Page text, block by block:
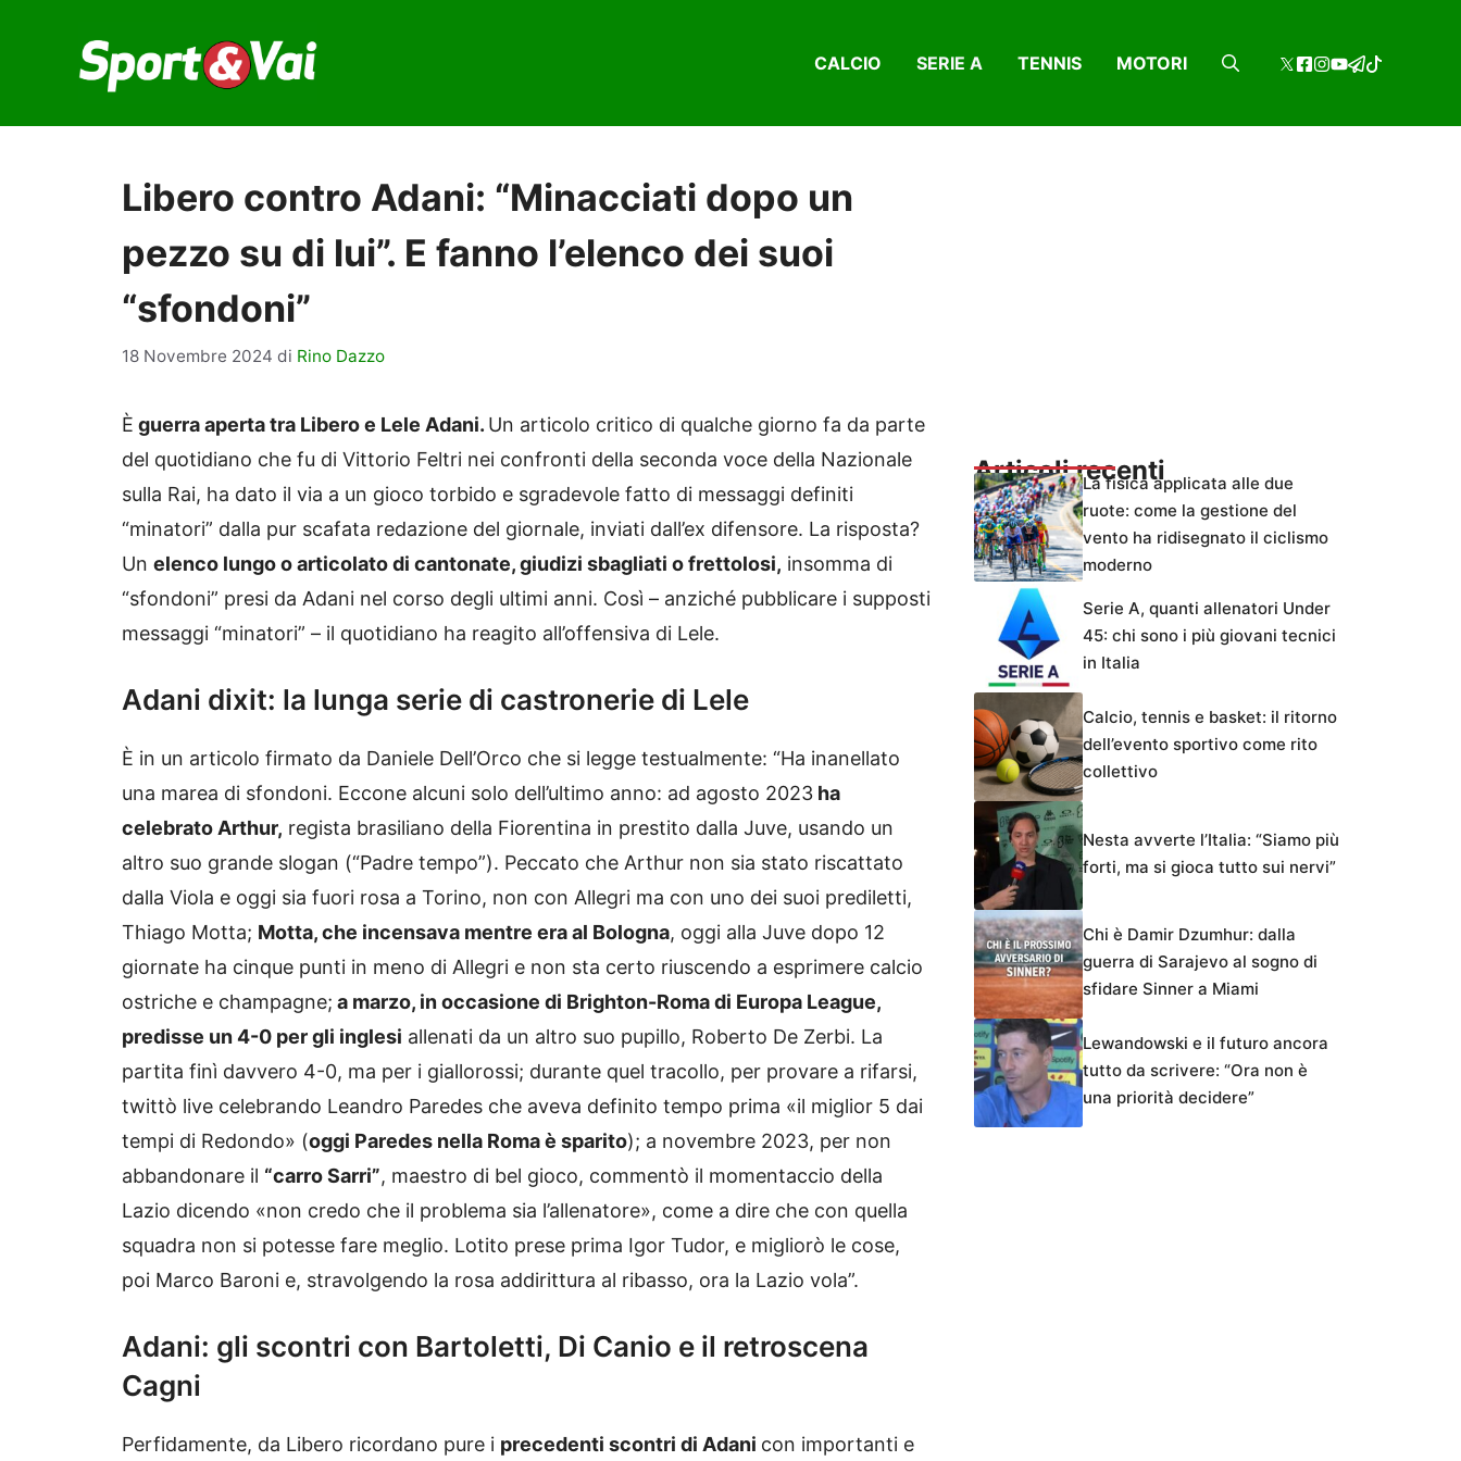
contenuto
CALCIO SERIE A TENNIS MOTORI
Libero contro Adani: “Minacciati dopo un
pezzo su di lui”. E fanno l’elenco dei suoi
“sfondoni”
18 Novembre 2024 di Rino Dazzo
È guerra aperta tra Libero e Lele Adani. Un articolo critico di qualche giorno fa da parte
del quotidiano che fu di Vittorio Feltri nei confronti della seconda voce della Nazionale
sulla Rai, ha dato il via a un gioco torbido e sgradevole fatto di messaggi definiti
“minatori” dalla pur scafata redazione del giornale, inviati dall’ex difensore. La risposta?
Un elenco lungo o articolato di cantonate, giudizi sbagliati o frettolosi, insomma di
“sfondoni” presi da Adani nel corso degli ultimi anni. Così – anziché pubblicare i supposti
messaggi “minatori” – il quotidiano ha reagito all’offensiva di Lele.
Adani dixit: la lunga serie di castronerie di Lele
È in un articolo firmato da Daniele Dell’Orco che si legge testualmente: “Ha inanellato
una marea di sfondoni. Eccone alcuni solo dell’ultimo anno: ad agosto 2023 ha
celebrato Arthur, regista brasiliano della Fiorentina in prestito dalla Juve, usando un
altro suo grande slogan (“Padre tempo”). Peccato che Arthur non sia stato riscattato
dalla Viola e oggi sia fuori rosa a Torino, non con Allegri ma con uno dei suoi prediletti,
Thiago Motta; Motta, che incensava mentre era al Bologna, oggi alla Juve dopo 12
giornate ha cinque punti in meno di Allegri e non sta certo riuscendo a esprimere calcio
ostriche e champagne; a marzo, in occasione di Brighton-Roma di Europa League,
predisse un 4-0 per gli inglesi allenati da un altro suo pupillo, Roberto De Zerbi. La
partita finì davvero 4-0, ma per i giallorossi; durante quel tracollo, per provare a rifarsi,
twittò live celebrando Leandro Paredes che aveva definito tempo prima «il miglior 5 dai
tempi di Redondo» (oggi Paredes nella Roma è sparito); a novembre 2023, per non
abbandonare il “carro Sarri”, maestro di bel gioco, commentò il momentaccio della
Lazio dicendo «non credo che il problema sia l’allenatore», come a dire che con quella
squadra non si potesse fare meglio. Lotito prese prima Igor Tudor, e migliorò le cose,
poi Marco Baroni e, stravolgendo la rosa addirittura al ribasso, ora la Lazio vola”.
Adani: gli scontri con Bartoletti, Di Canio e il retroscena
Cagni
Perfidamente, da Libero ricordano pure i precedenti scontri di Adani con importanti e
Articoli recentiLa fisica applicata alle due
ruote: come la gestione del
vento ha ridisegnato il ciclismo
moderno
Serie A, quanti allenatori Under
45: chi sono i più giovani tecnici
in Italia
Calcio, tennis e basket: il ritorno
dell’evento sportivo come rito
collettivo
Nesta avverte l’Italia: “Siamo più
forti, ma si gioca tutto sui nervi”
Chi è Damir Dzumhur: dalla
guerra di Sarajevo al sogno di
sfidare Sinner a Miami
Lewandowski e il futuro ancora
tutto da scrivere: “Ora non è
una priorità decidere”